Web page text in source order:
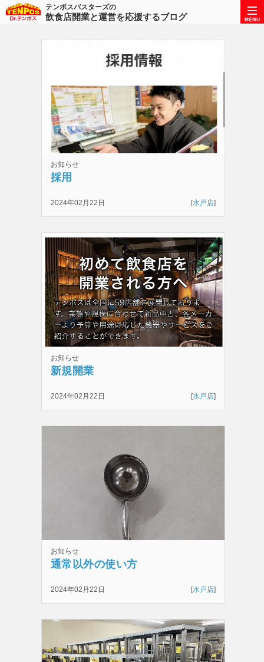
テンポスバスターズの
飲食店開業と運営を応援するブログ
お知らせ
採用
2024年02月22日 [水戸店]
お知らせ
新規開業
2024年02月22日 [水戸店]
お知らせ
通常以外の使い方
2024年02月22日 [水戸店]